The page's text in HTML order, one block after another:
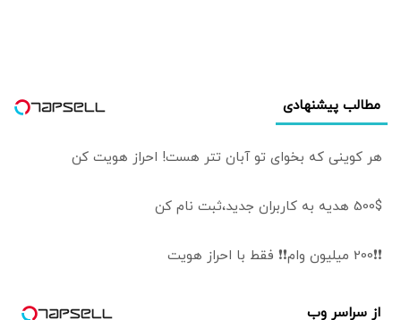
مطالب پیشنهادی
هر کوینی که بخوای تو آبان تتر هست! احراز هویت کن
500$ هدیه به کاربران جدید،ثبت نام کن
❗❗200 میلیون وام❗❗ فقط با احراز هویت
از سراسر وب